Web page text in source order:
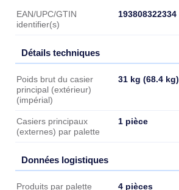
Caractéristiques spéciales
EAN/UPC/GTIN
identifier(s)
193808322334
Détails techniques
Détails techniques
Poids brut du casier
principal (extérieur)
(impérial)
31 kg (68.4 kg)
Casiers principaux
(externes) par palette
1 pièce
Données logistiques
Données logistiques
Produits par palette 4 pièces